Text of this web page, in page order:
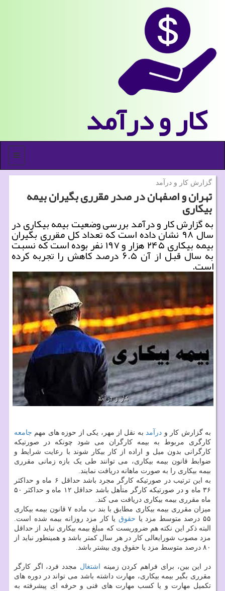
كار و درآمد
منو
گزارش كار و درآمد
تهران و اصفهان در صدر مقرری بگیران بیمه
بیكاری
به گزارش كار و درآمد بررسی وضعیت بیمه بیكاری در
سال ۹۸ نشان داده است كه تعداد كل مقرری بگیران
بیمه بیكاری ۲۴۵ هزار و ۱۹۷ نفر بوده است كه نسبت
به سال قبل از آن ۶.۵ درصد كاهش را تجربه كرده
است.
به گزارش کار و درآمدبه نقل از مهر، یکی از حوزه های مهم جامعه
کارگری مربوط به بیمه کارگران می شود چونکه در صورتیکه
کارگرانی بدون میل و اراده از کار بیکار شوند با رعایت شرایط و
ضوابط قانون بیمه بیکاری، می توانند طی یک بازه زمانی مقرری
بیمه بیکاری را به صورت ماهانه دریافت نمایند.
به این ترتیب در صورتیکه کارگر مجرد باشد حداقل ۶ ماه و حداکثر
۳۶ ماه و در صورتیکه کارگر متأهل باشد حداقل ۱۲ ماه و حداکثر ۵۰
ماه مقرری بیمه بیکاری دریافت می کند.
میزان مقرری بیمه بیکاری مطابق با بند ب ماده ۷ قانون بیمه بیکاری
۵۵ درصد متوسط مزد یا
حقوقیا کار مزد روزانه بیمه شده است.
البته ذکر این نکته هم ضروریست که مبلغ بیمه بیکاری نباید از حداقل
مزد مصوب شورایعالی کار در هر سال کمتر باشد و همینطور نباید از
۸۰ درصد متوسط مزد یا حقوق وی بیشتر باشد.
در این بین، برای فراهم کردن زمینه اشتغال مجدد فرد، اگر کارگر
مقرری بگیر بیمه بیکاری، مهارت داشته باشد می تواند در دوره های
تکمیل مهارت و یا کسب مهارت های فنی و حرفه ای پیشرفته به